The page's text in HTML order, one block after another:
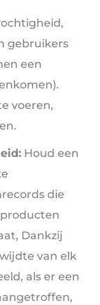
gebruikers
een
voeren,
Houd een
die
Dankzij
van elk
als er een